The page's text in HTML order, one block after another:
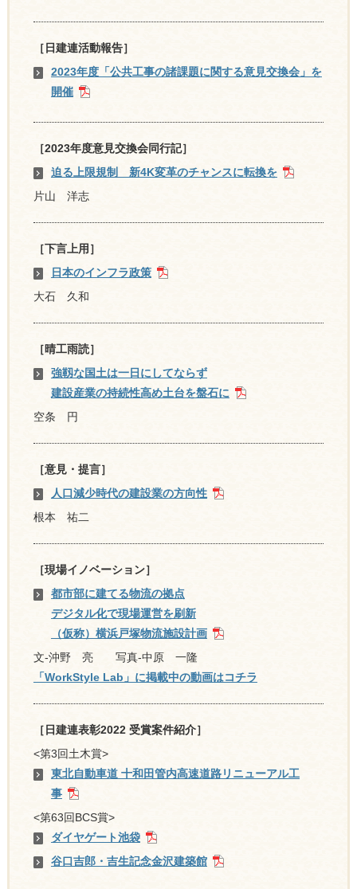
［日建連活動報告］
2023年度「公共工事の諸課題に関する意見交換会」を
開催
［2023年度意見交換会同行記］
迫る上限規制 新4K変革のチャンスに転換を
片山 洋志
［下言上用］
日本のインフラ政策
大石 久和
［晴工雨読］
強靱な国土は一日にしてならず
建設産業の持続性高め土台を盤石に
空条 円
［意見・提言］
人口減少時代の建設業の方向性
根本 祐二
［現場イノベーション］
都市部に建てる物流の拠点
デジタル化で現場運営を刷新
（仮称）横浜戸塚物流施設計画
文-沖野 亮 写真-中原 一隆
「WorkStyle Lab」に掲載中の動画はコチラ
［日建連表彰2022 受賞案件紹介］
<第3回土木賞>
東北自動車道 十和田管内高速道路リニューアル工
事
<第63回BCS賞>
ダイヤゲート池袋
谷口吉郎・吉生記念金沢建築館